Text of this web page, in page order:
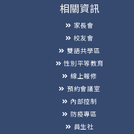
相關資訊
家長會
校友會
雙語共學區
性別平等教育
線上報修
預約會議室
內部控制
防疫專區
員生社